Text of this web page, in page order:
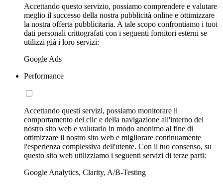
Accettando questo servizio, possiamo comprendere e valutare
meglio il successo della nostra pubblicità online e ottimizzare
la nostra offerta pubblicitaria. A tale scopo confrontiamo i tuoi
dati personali crittografati con i seguenti fornitori esterni se
utilizzi già i loro servizi:
Google Ads
Performance
Accettando questi servizi, possiamo monitorare il
comportamento dei clic e della navigazione all'interno del
nostro sito web e valutarlo in modo anonimo al fine di
ottimizzare il nostro sito web e migliorare continuamente
l'esperienza complessiva dell'utente. Con il tuo consenso, su
questo sito web utilizziamo i seguenti servizi di terze parti:
Google Analytics, Clarity, A/B-Testing